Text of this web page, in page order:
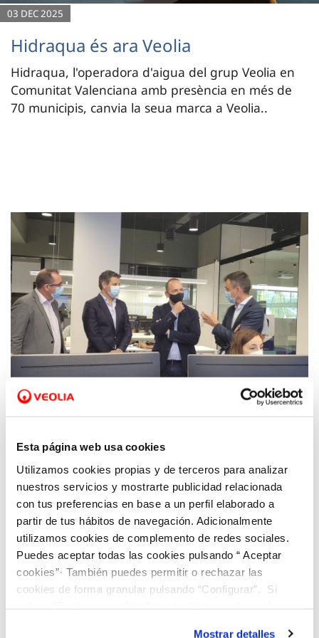
Esta página web usa cookies
Utilizamos cookies propias y de terceros para analizar
nuestros servicios y mostrarte publicidad relacionada
con tus preferencias en base a un perfil elaborado a
partir de tus hábitos de navegación. Adicionalmente
utilizamos cookies de complemento de redes sociales.
Puedes aceptar todas las cookies pulsando “ Aceptar
cookies”· También puedes permitir o rechazar las
cookies de forma granular pulsando “Configurar”. Si
Mostrar detalles
03 DEC 2025
Hidraqua és ara Veolia
Hidraqua, l'operadora d'aigua del grup Veolia en
Comunitat Valenciana amb presència en més de
70 municipis, canvia la seua marca a Veolia..
09 JUL 2021
Segundo del Consell y Conseller de Vivienda
y Arquitectura Bioclimática visita el centro
de innovación Dinapsis de Benidorm